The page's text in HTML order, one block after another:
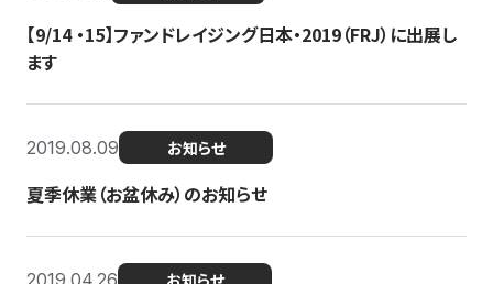
【9/14 ・15】ファンドレイジング日本・2019（FRJ）に出展し
ます
2019.08.09 お知らせ
夏季休業（お盆休み）のお知らせ
2019.04.26 お知らせ